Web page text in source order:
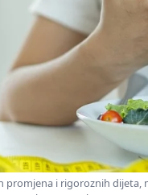
promjena i rigoroznih dijeta,